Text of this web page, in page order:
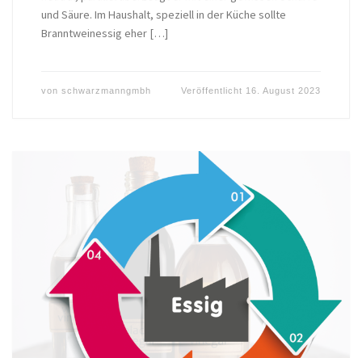
und Säure. Im Haushalt, speziell in der Küche sollte
Branntweinessig eher […]
von schwarzmanngmbh Veröffentlicht 16. August 2023